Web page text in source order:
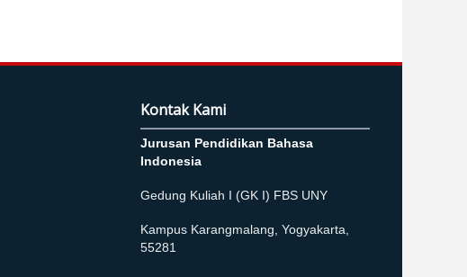
Kontak Kami
Jurusan Pendidikan Bahasa
Indonesia
Gedung Kuliah I (GK I) FBS UNY
Kampus Karangmalang, Yogyakarta,
55281